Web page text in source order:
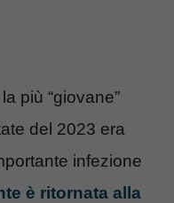
più “giovane”
del 2023 era
infezione
è ritornata alla